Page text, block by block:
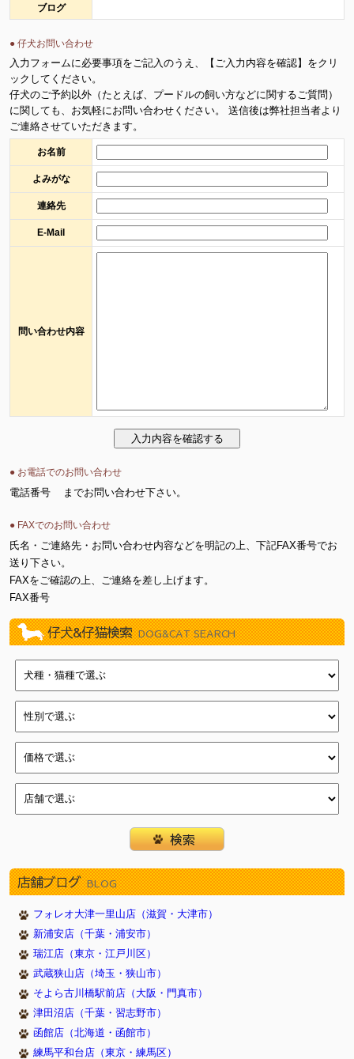
ブログ
● 仔犬お問い合わせ
入力フォームに必要事項をご記入のうえ、【ご入力内容を確認】をクリ
ックしてください。
仔犬のご予約以外（たとえば、プードルの飼い方などに関するご質問）
に関しても、お気軽にお問い合わせください。 送信後は弊社担当者より
ご連絡させていただきます。
お名前
よみがな
連絡先
E-Mail
問い合わせ内容
● お電話でのお問い合わせ
電話番号
までお問い合わせ下さい。
● FAXでのお問い合わせ
氏名・ご連絡先・お問い合わせ内容などを明記の上、下記FAX番号でお
送り下さい。
FAXをご確認の上、ご連絡を差し上げます。
FAX番号
仔犬&仔猫検索 DOG&CAT SEARCH
店舗ブログ BLOG
フォレオ大津一里山店（滋賀・大津市）
新浦安店（千葉・浦安市）
瑞江店（東京・江戸川区）
武蔵狭山店（埼玉・狭山市）
そよら古川橋駅前店（大阪・門真市）
津田沼店（千葉・習志野市）
函館店（北海道・函館市）
練馬平和台店（東京・練馬区）